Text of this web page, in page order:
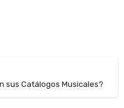
sus Catálogos Musicales?